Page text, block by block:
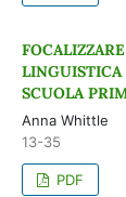
LINGUISTICA
SCUOLA
Anna Whittle
13-35
PDF